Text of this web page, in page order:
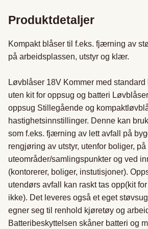
Produktdetaljer
Kompakt blåser til f.eks. fjærning av
på arbeidsplassen, utstyr og klær.
Løvblåser 18V Kommer med standard
uten kit for oppsug og batteri
oppsug Stillegående og
hastighetsinnstillinger. Denne kan
som f.eks. fjærning av lett avfall på
rengjøring av utstyr, utenfor boliger,
uteområder/samlingspunkter og ved
(kontorerer, boliger, instutisjoner).
utendørs avfall kan raskt tas opp(kit
ikke). Det leveres også et eget
egner seg til renhold kjøretøy og
Batteribeskyttelsen skåner batteri og